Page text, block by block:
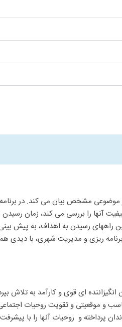
در موضوعی مشخص بیان می کند. در
آنها را بررسی می کند، زمان
راههای رسیدن به اهداف، به پیش
ریزی و مدیریت شهری، با دیدی
ای قوی و کارآمد به تلاش
و موقعیتی و تقویت روحیات
و روحیات آنها را با